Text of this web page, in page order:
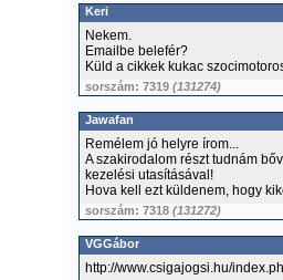
Keri
Nekem.
Emailbe belefér?
Küld a cikkek kukac
sorszám: 7319 (131274)
Jawafan
Remélem jó helyre írom...
A szakirodalom részt tudnám
kezelési utasításával!
Hova kell ezt küldenem, hogy
sorszám: 7318 (131272)
VGGábor
http://www.csigajogsi.hu/